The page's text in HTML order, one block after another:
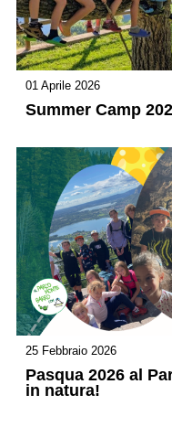
01 Aprile 2026
Summer Camp
25 Febbraio 2026
Pasqua 2026 al
in natura!